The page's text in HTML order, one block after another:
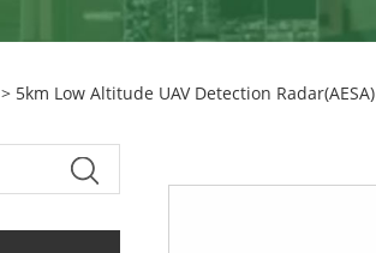
> 5km Low Altitude UAV Detection Radar(AESA)